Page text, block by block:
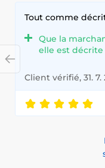
Tout comme
Que la
elle est décrite
Client vérifié, 31. 7.